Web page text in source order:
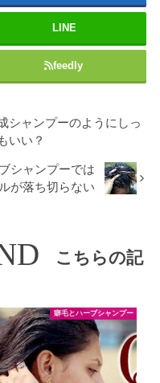
LINE
feedly
シャンプーのようにしっ
いい？
シャンプーでは
が落ち切らない
こちらの記
癖毛とハーブシャンプー